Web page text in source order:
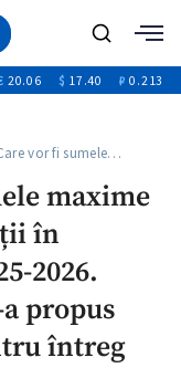
Ştiri
Video
Blog
20.06 $ 17.40 ₽ 0.213
vor fi sumele…
maxime
în
2026.
propus
întreg